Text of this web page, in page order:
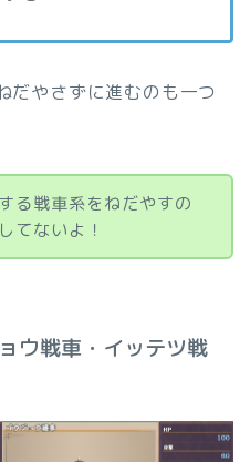
だやさずに進むのも一つ
る戦車系をねだやすの
てないよ！
ウ戦車・イッテツ戦